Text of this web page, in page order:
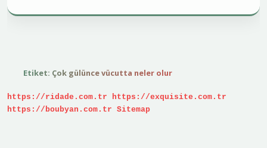
Etiket: Çok gülünce vücutta neler olur
https://ridade.com.tr
https://exquisite.com.tr
https://boubyan.com.tr Sitemap